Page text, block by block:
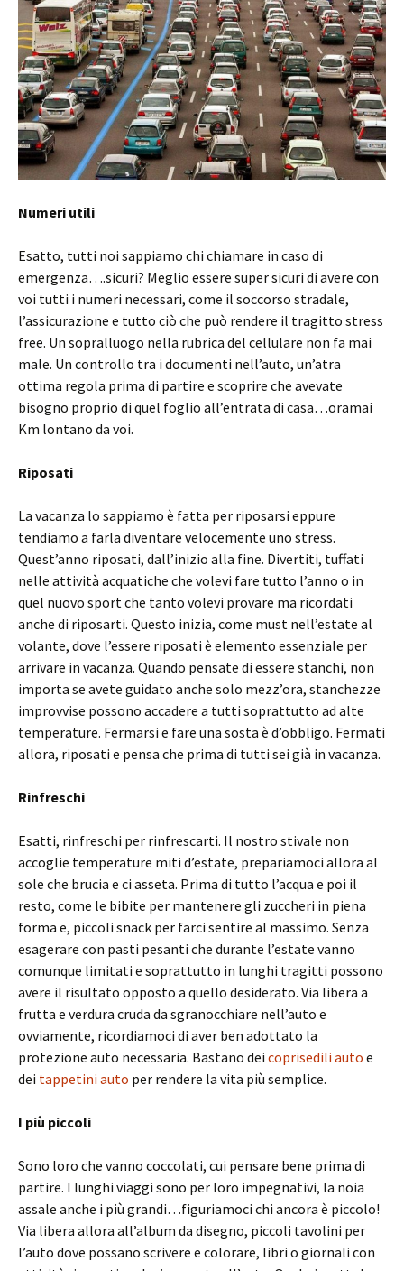
Numeri utili
Esatto, tutti noi sappiamo chi chiamare in caso di
emergenza….sicuri? Meglio essere super sicuri di avere con
voi tutti i numeri necessari, come il soccorso stradale,
l’assicurazione e tutto ciò che può rendere il tragitto stress
free. Un sopralluogo nella rubrica del cellulare non fa mai
male. Un controllo tra i documenti nell’auto, un’atra
ottima regola prima di partire e scoprire che avevate
bisogno proprio di quel foglio all’entrata di casa…oramai
Km lontano da voi.
Riposati
La vacanza lo sappiamo è fatta per riposarsi eppure
tendiamo a farla diventare velocemente uno stress.
Quest’anno riposati, dall’inizio alla fine. Divertiti, tuffati
nelle attività acquatiche che volevi fare tutto l’anno o in
quel nuovo sport che tanto volevi provare ma ricordati
anche di riposarti. Questo inizia, come must nell’estate al
volante, dove l’essere riposati è elemento essenziale per
arrivare in vacanza. Quando pensate di essere stanchi, non
importa se avete guidato anche solo mezz’ora, stanchezze
improvvise possono accadere a tutti soprattutto ad alte
temperature. Fermarsi e fare una sosta è d’obbligo. Fermati
allora, riposati e pensa che prima di tutti sei già in vacanza.
Rinfreschi
Esatti, rinfreschi per rinfrescarti. Il nostro stivale non
accoglie temperature miti d’estate, prepariamoci allora al
sole che brucia e ci asseta. Prima di tutto l’acqua e poi il
resto, come le bibite per mantenere gli zuccheri in piena
forma e, piccoli snack per farci sentire al massimo. Senza
esagerare con pasti pesanti che durante l’estate vanno
comunque limitati e soprattutto in lunghi tragitti possono
avere il risultato opposto a quello desiderato. Via libera a
frutta e verdura cruda da sgranocchiare nell’auto e
ovviamente, ricordiamoci di aver ben adottato la
protezione auto necessaria. Bastano dei coprisedili auto e
dei tappetini auto per rendere la vita più semplice.
I più piccoli
Sono loro che vanno coccolati, cui pensare bene prima di
partire. I lunghi viaggi sono per loro impegnativi, la noia
assale anche i più grandi…figuriamoci chi ancora è piccolo!
Via libera allora all’album da disegno, piccoli tavolini per
l’auto dove possano scrivere e colorare, libri o giornali con